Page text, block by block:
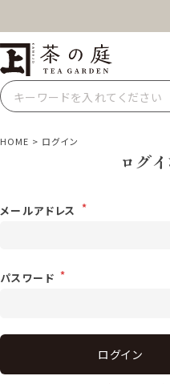
茶の庭オ
ギフト 特上高級茶
スイーツ
HOME ログイン
ログ
メールアドレス
パスワード
ログイン